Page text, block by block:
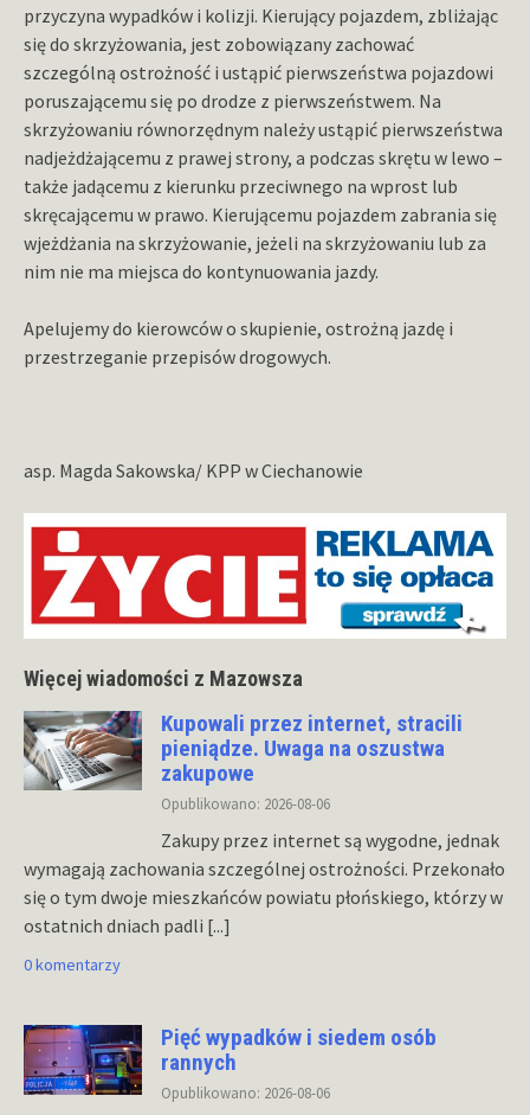
przyczyna wypadków i kolizji. Kierujący pojazdem, zbliżając
się do skrzyżowania, jest zobowiązany zachować
szczególną ostrożność i ustąpić pierwszeństwa pojazdowi
poruszającemu się po drodze z pierwszeństwem. Na
skrzyżowaniu równorzędnym należy ustąpić pierwszeństwa
nadjeżdżającemu z prawej strony, a podczas skrętu w lewo –
także jadącemu z kierunku przeciwnego na wprost lub
skręcającemu w prawo. Kierującemu pojazdem zabrania się
wjeżdżania na skrzyżowanie, jeżeli na skrzyżowaniu lub za
nim nie ma miejsca do kontynuowania jazdy.
Apelujemy do kierowców o skupienie, ostrożną jazdę i
przestrzeganie przepisów drogowych.
asp. Magda Sakowska/ KPP w Ciechanowie
Więcej wiadomości z Mazowsza
Kupowali przez internet, stracili
pieniądze. Uwaga na oszustwa
zakupowe
Opublikowano: 2026-08-06
Zakupy przez internet są wygodne, jednak
wymagają zachowania szczególnej ostrożności. Przekonało
się o tym dwoje mieszkańców powiatu płońskiego, którzy w
ostatnich dniach padli [...]
0 komentarzy
Pięć wypadków i siedem osób
rannych
Opublikowano: 2026-08-06